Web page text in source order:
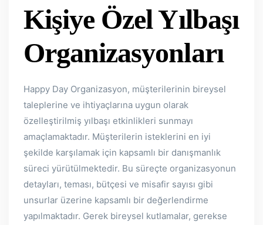
Kişiye Özel Yılbaşı
Organizasyonları
Happy Day Organizasyon, müşterilerinin bireysel
taleplerine ve ihtiyaçlarına uygun olarak
özelleştirilmiş yılbaşı etkinlikleri sunmayı
amaçlamaktadır. Müşterilerin isteklerini en iyi
şekilde karşılamak için kapsamlı bir danışmanlık
süreci yürütülmektedir. Bu süreçte organizasyonun
detayları, teması, bütçesi ve misafir sayısı gibi
unsurlar üzerine kapsamlı bir değerlendirme
yapılmaktadır. Gerek bireysel kutlamalar, gerekse